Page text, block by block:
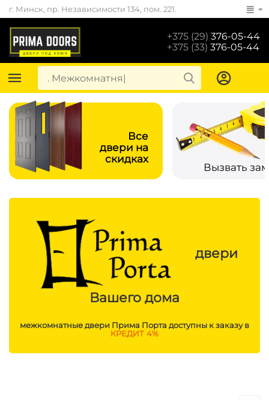
г. Минск, пр. Независимости 134, пом. 221.
+375 (29) 376-05-44
+375 (33) 376-05-44
Все
двери на
скидках
Вызвать
двери
Вашего дома
межкомнатные двери Прима Порта доступны к заказу в
КРЕДИТ 4%